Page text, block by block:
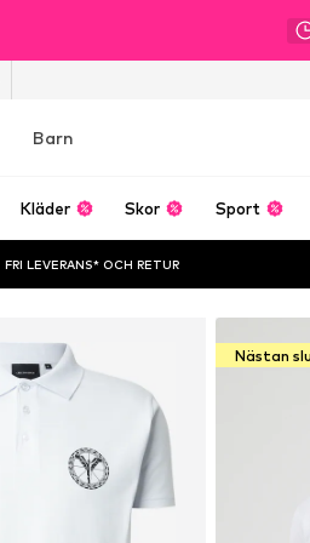
Barn
Kläder Skor Sport
FRI LEVERANS* OCH RETUR
Nästan